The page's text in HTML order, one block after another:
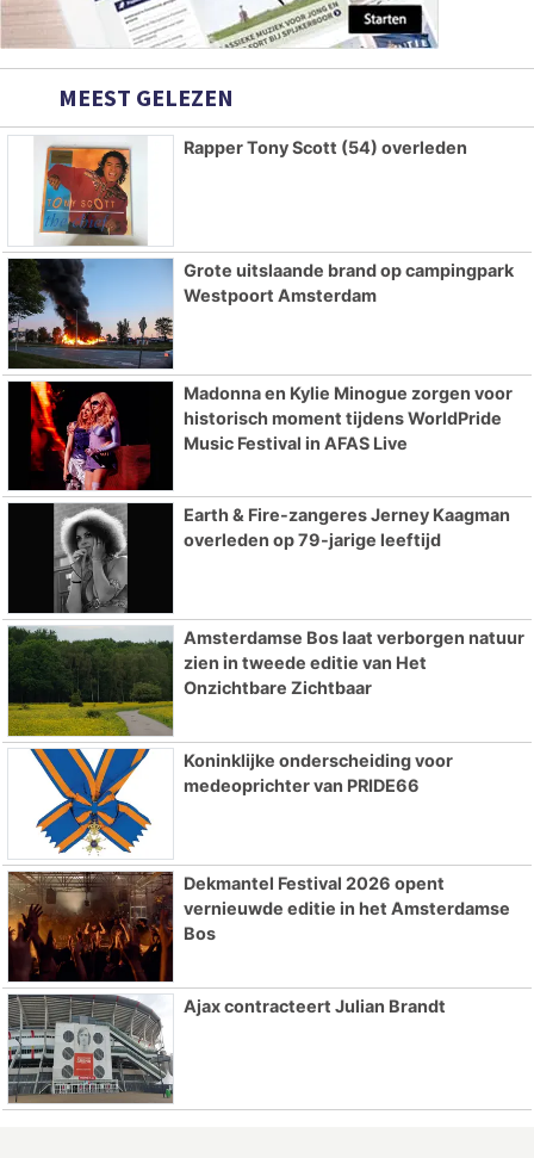
MEEST GELEZEN
Rapper Tony Scott (54) overleden
Grote uitslaande brand op campingpark
Westpoort Amsterdam
Madonna en Kylie Minogue zorgen voor
historisch moment tijdens WorldPride
Music Festival in AFAS Live
Earth & Fire-zangeres Jerney Kaagman
overleden op 79-jarige leeftijd
Amsterdamse Bos laat verborgen natuur
zien in tweede editie van Het
Onzichtbare Zichtbaar
Koninklijke onderscheiding voor
medeoprichter van PRIDE66
Dekmantel Festival 2026 opent
vernieuwde editie in het Amsterdamse
Bos
Ajax contracteert Julian Brandt